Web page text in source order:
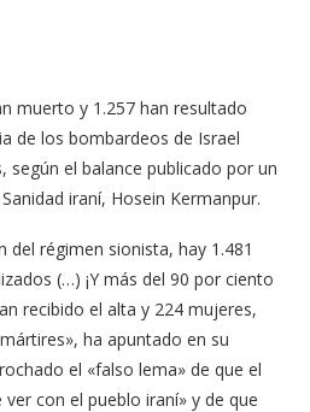
muerto y 1.257 han resultado
de los bombardeos de Israel
según el balance publicado por un
iraní, Hosein Kermanpur.
del régimen sionista, hay 1.481
(…) ¡Y más del 90 por ciento
recibido el alta y 224 mujeres,
ha apuntado en su
el «falso lema» de que el
con el pueblo iraní» y de que